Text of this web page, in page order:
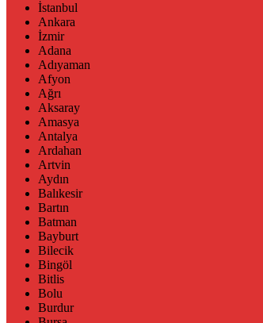
İstanbul
Ankara
İzmir
Adana
Adıyaman
Afyon
Ağrı
Aksaray
Amasya
Antalya
Ardahan
Artvin
Aydın
Balıkesir
Bartın
Batman
Bayburt
Bilecik
Bingöl
Bitlis
Bolu
Burdur